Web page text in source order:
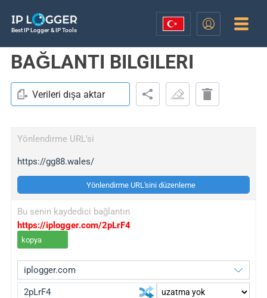
Best IP Logger & IP Tools
BAĞLANTI BILGILERI
Verileri dışa aktar
Yönlendirme URL'si
https://gg88.wales/
Yönlendirme URL'sini düzenleme
Bu senin kaydedici bağlantın
https://iplogger.com/2pLrF4
kopya